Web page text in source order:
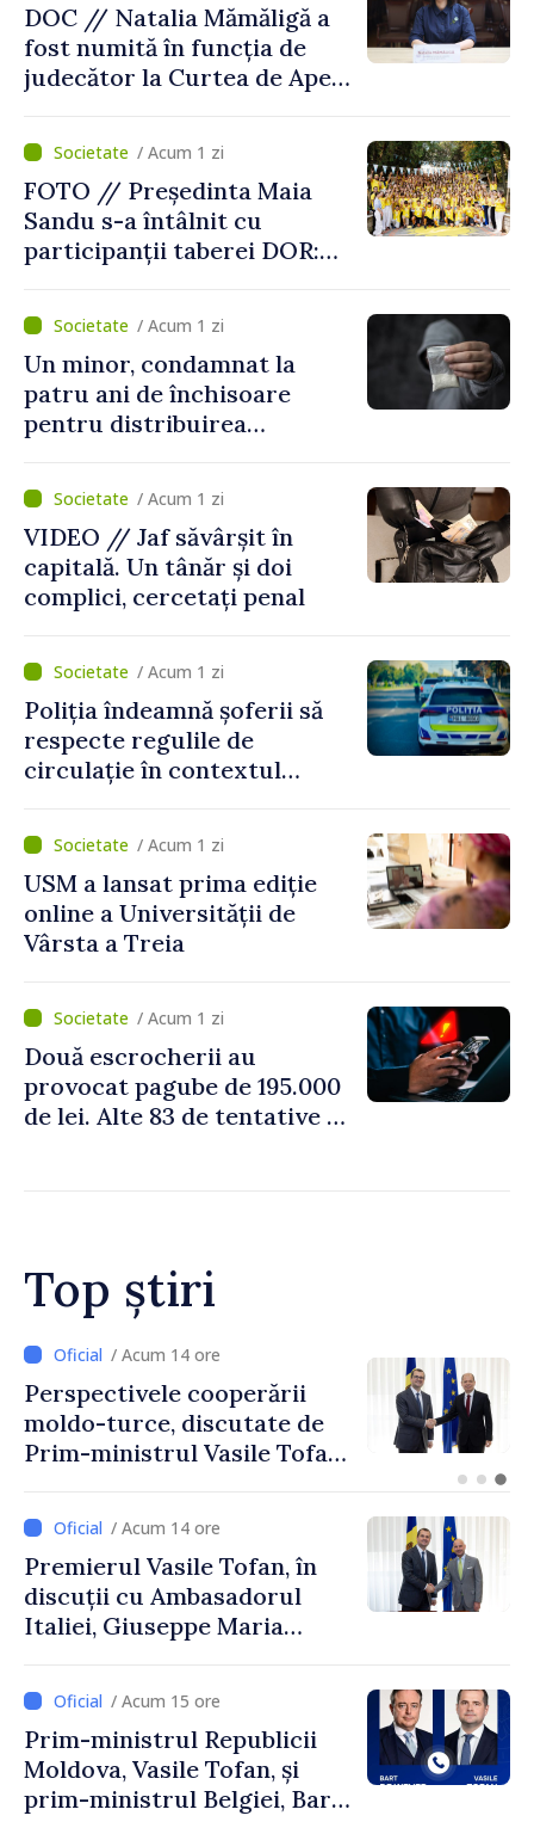
DOC // Natalia Mămăligă a
fost numită în funcția de
judecător la Curtea de Apel
/ Acum 1 zi
FOTO // Președinta Maia
Sandu s-a întâlnit cu
participanții taberei DOR:
noastră rămâne puternică”
/ Acum 1 zi
Un minor, condamnat la
patru ani de închisoare
pentru distribuirea
/ Acum 1 zi
VIDEO // Jaf săvârșit în
capitală. Un tânăr și doi
complici, cercetați penal
/ Acum 1 zi
Poliția îndeamnă șoferii să
respecte regulile de
circulație în contextul
perioada concediilor
/ Acum 1 zi
USM a lansat prima ediție
online a Universității de
Vârsta a Treia
/ Acum 1 zi
Două escrocherii au
provocat pagube de 195.000
de lei. Alte 83 de tentative au
Top știri
/ Acum 11 ore
Forumul Diasporei //
Republica Moldova,
promovată în Elveția prin
exporturi
/ Acum 14 ore
Premierul Vasile Tofan, în
discuții cu Ambasadorul
Italiei, Giuseppe Maria
/ Acum 15 ore
Prim-ministrul Republicii
Moldova, Vasile Tofan, și
prim-ministrul Belgiei, Bart